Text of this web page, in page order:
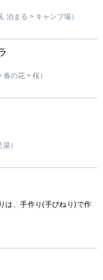
泊まる > キャンプ場）
の花 > 桜）
）
は、手作り(手びねり)で作